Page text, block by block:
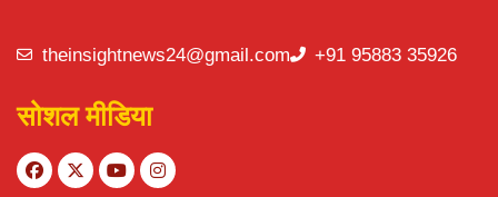
theinsightnews24@gmail.com +91 95883 35926
सोशल मीडिया